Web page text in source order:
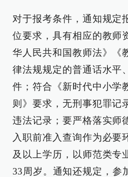
对于报考条件，通知规定
位要求，具有相应的教师
华人民共和国教师法》《
律法规规定的普通话水平
件；符合《新时代中小学
则》要求，无刑事犯罪记
违法记录；要严格落实师
入职前准入查询作为必要
及以上学历，以师范类专
33周岁。通知还规定，参